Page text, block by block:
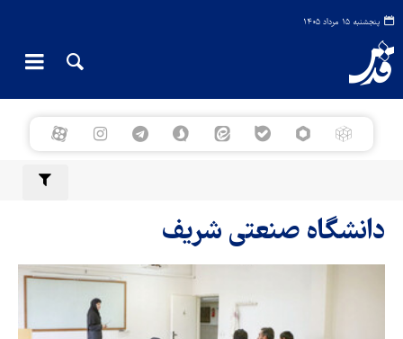
پنجشنبه ۱۵ مرداد ۱۴۰۵
دانشگاه صنعتی شریف